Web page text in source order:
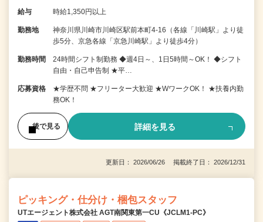
給与 時給1,350円以上
勤務地
神奈川県川崎市川崎区駅前本町4-16（各線「川崎駅」より徒
歩5分、京急各線「京急川崎駅」より徒歩4分）
勤務時間
24時間シフト制勤務 ◆週4日～、1日5時間～OK！ ◆シフト
自由・自己申告制 ★平…
応募資格
★学歴不問 ★フリーター大歓迎 ★WワークOK！ ★扶養内勤
務OK！
後で見る 詳細を見る
更新日： 2026/06/26 掲載終了日： 2026/12/31
ピッキング・仕分け・梱包スタッフ
UTエージェント株式会社 AGT南関東第一CU《JCLM1-PC》